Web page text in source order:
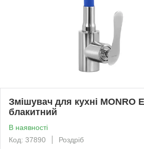
Змішувач для кухні MONRO
блакитний
В наявності
Код: 37890
Роздріб